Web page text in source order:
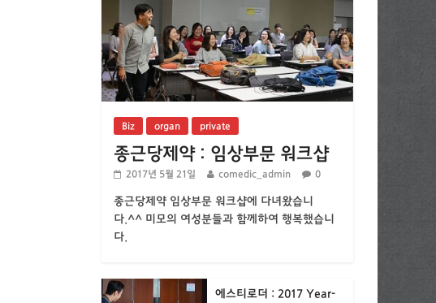
Biz organ private
종근당제약 : 임상부문 워크샵
2017년 5월 21일 comedic_admin 0
종근당제약 임상부문 워크샵에 다녀왔습니
다.^^ 미모의 여성분들과 함께하여 행복했습니
다.
에스티로더 : 2017 Year-